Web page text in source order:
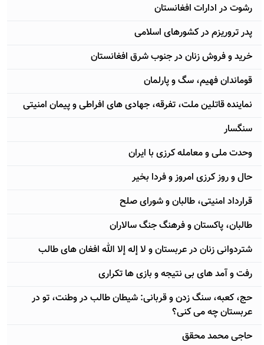
رشوت در ادارات افغانستان
پدر تروریزم در کشورهای اسلامی
خرید و فروش زنان در جنوب شرق افغانستان
قوماندان فهیم، سگ و پارلمان
نماینده قاتلین ملت، تفرقه، جهادی های افراطی و پیمان امنیتی
سنگسار
وحدت ملی و معامله کرزی با ایران
حال و روز کرزی امروز و فردا بخیر
قرارداد امنیتی، طالبان و شورای صلح
طالبان، پاکستان و فرهنگ جنگ سالاران
شتردوانی زنان در عربستان و لا إله إلا الله افغان های طالب
رفت و آمد های بی نتیجه و بازی ها تکراری
حج، کعبه، سنگ زدن و قربانی: شیطان طالب در وطنت، تو در
عربستان چه می کنی؟
حاجی محمد محقق